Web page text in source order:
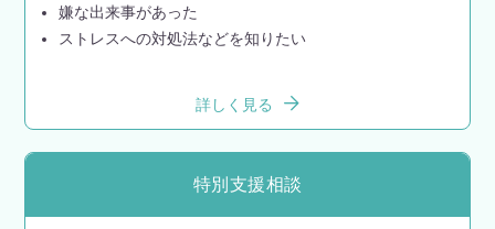
嫌な出来事があった
ストレスへの対処法などを知りたい
詳しく見る
特別支援相談